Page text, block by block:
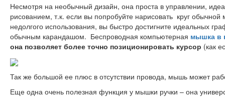
Несмотря на необычный дизайн, она проста в управлении,
рисованием, т.к. если вы попробуйте нарисовать круг
недолгого использования, вы быстро достигните идеальных
обычным карандашом. Беспроводная компьютерная мышка в
она позволяет более точно позиционировать курсор (как
Так же большой ее плюс в отсутствии провода, мышь может
Еще одна очень полезная функция у мышки ручки – она